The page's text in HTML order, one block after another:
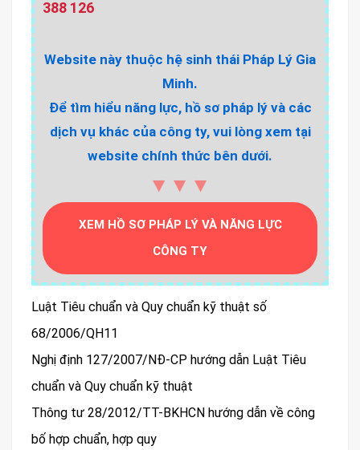
388 126
Website này thuộc hệ sinh thái Pháp Lý Gia
Minh.
Để tìm hiểu năng lực, hồ sơ pháp lý và các
dịch vụ khác của công ty, vui lòng xem tại
website chính thức bên dưới.
▼▼▼
XEM HỒ SƠ PHÁP LÝ VÀ NĂNG LỰC
CÔNG TY
Luật Tiêu chuẩn và Quy chuẩn kỹ thuật số
68/2006/QH11
Nghị định 127/2007/NĐ-CP hướng dẫn Luật Tiêu
chuẩn và Quy chuẩn kỹ thuật
Thông tư 28/2012/TT-BKHCN hướng dẫn về công
bố hợp chuẩn, hợp quy